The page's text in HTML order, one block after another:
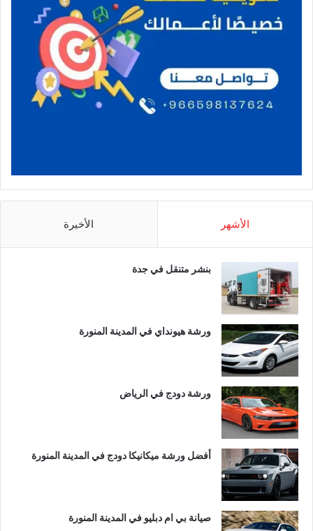
الأشهر الأخيرة
بنشر متنقل في جدة
ورشة هيونداي في المدينة المنورة
ورشة دودج في الرياض
أفضل ورشة ميكانيكا دودج في المدينة المنورة
صيانة بي ام دبليو في المدينة المنورة